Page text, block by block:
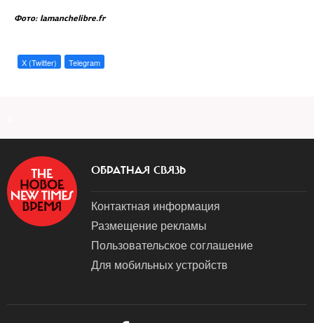
Фото: lamanchelibre.fr
X (Twitter) Telegram
ОБРАТНАЯ СВЯЗЬ
Контактная информация
Размещение рекламы
Пользовательское соглашение
Для мобильных устройств